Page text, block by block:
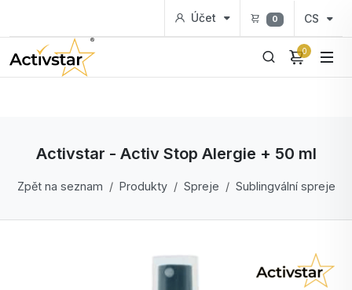
Účet 0 CS
0
Activstar - Activ Stop Alergie + 50 ml
Zpět na seznam Produkty Spreje Sublingvální spreje